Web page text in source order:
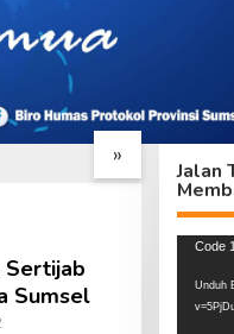
»
Satgas
Maghfurin
Tak
Satgas
Sertijab
Sumsel
Jalan
Code
Unduh